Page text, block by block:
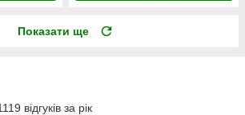
Показати ще
відгуків за рік